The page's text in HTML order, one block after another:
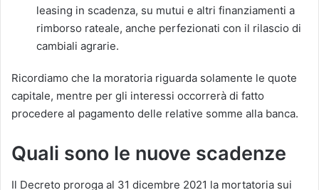
leasing in scadenza, su mutui e altri finanziamenti a
rimborso rateale, anche perfezionati con il rilascio di
cambiali agrarie.
Ricordiamo che la moratoria riguarda solamente le quote
capitale, mentre per gli interessi occorrerà di fatto
procedere al pagamento delle relative somme alla banca.
Quali sono le nuove scadenze
Il Decreto proroga al 31 dicembre 2021 la mortatoria sui